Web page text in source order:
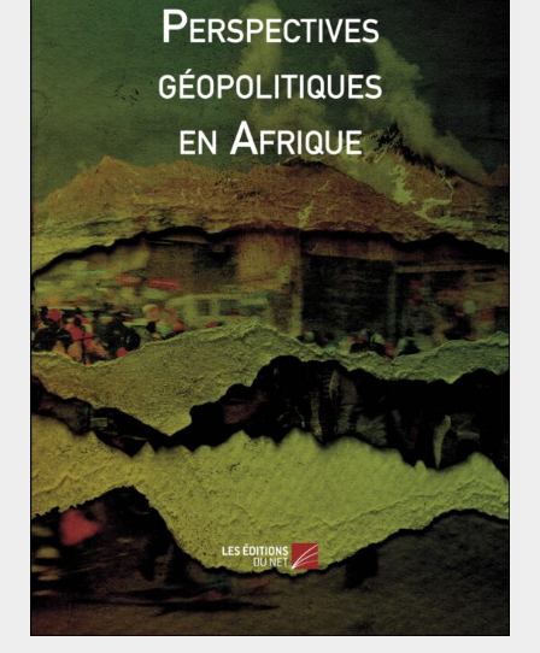
Le gouvernement de B. Netanyahou est désormais un
des plus à droite qu’Israël n’ait jamais connu. Comme
évoqué précédemment, cela pourrait avoir des
conséquences sur les relations Israélo-palestiniennes,
mais aussi sur les rapports entre les États-Unis et
Israël. L’administration américaine n’avait pas apprécié
les nombreux propos déplacés de A. Lieberman. Même
si ce dernier reste le numéro 2, tandis que B.
Netanyahou continuera à définir les grandes lignes de
la politique étrangère, il pourra exercer une certaine
influence sur le processus de décision. Une influence
qui tiendra sûrementplus du Faucon que de la
Colombe.
Les drones militaires français à l’horizon 2020 (2/2)
Mai 2016 : l’actualité en un clin d’oeil